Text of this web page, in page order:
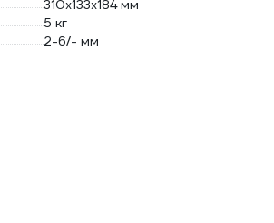
310х133х184 мм
5 кг
2-6/- мм